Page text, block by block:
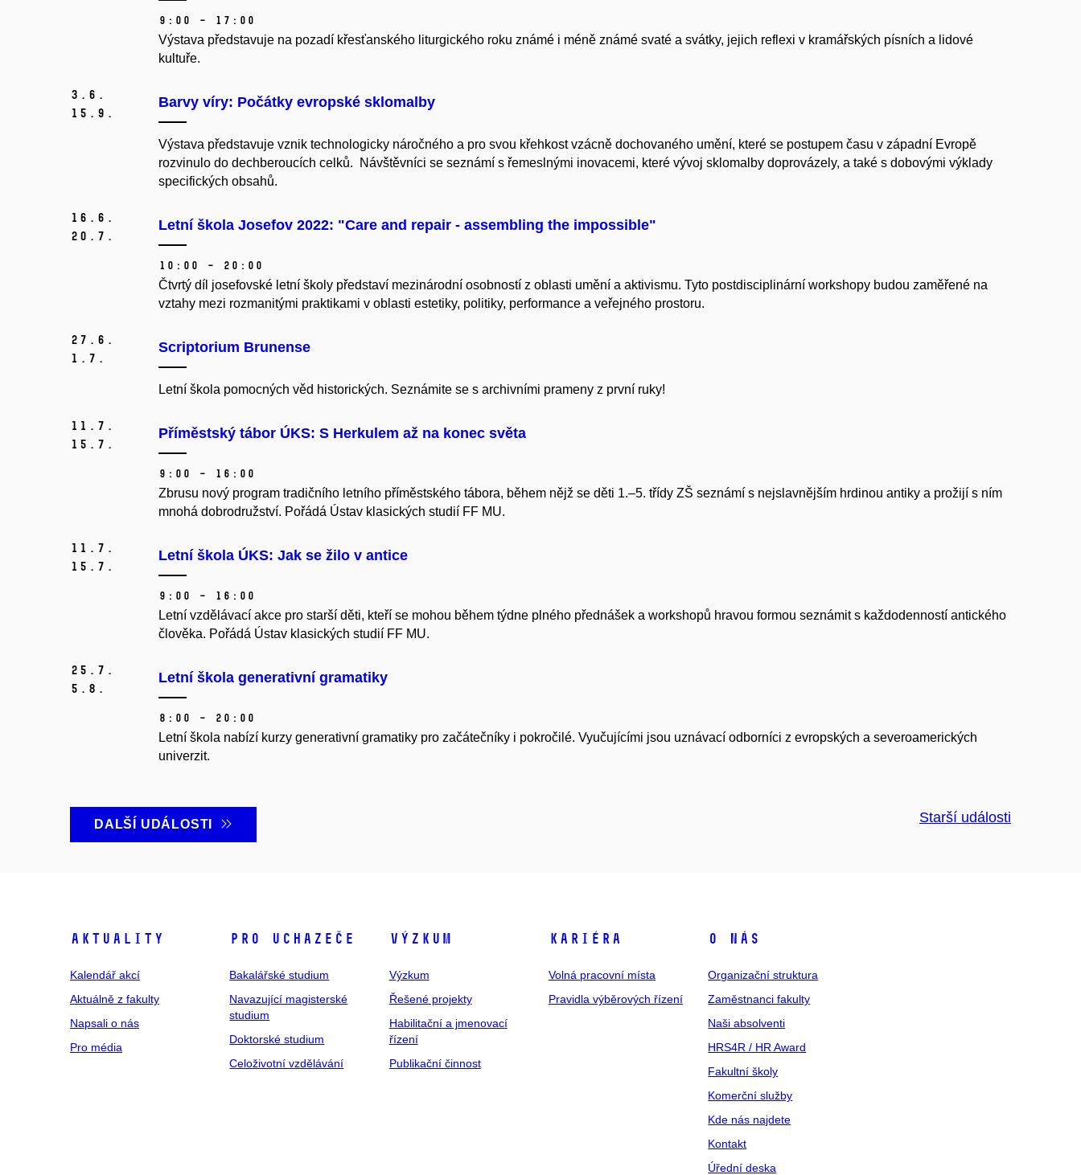
9:00 – 17:00
Výstava představuje na pozadí křesťanského liturgického roku známé i méně známé svaté a svátky, jejich reflexi v kramářských písních a lidové
kultuře.
3. 6.
15. 9.
Barvy víry: Počátky evropské sklomalby
Výstava představuje vznik technologicky náročného a pro svou křehkost vzácně dochovaného umění, které se postupem času v západní Evropě
rozvinulo do dechberoucích celků. Návštěvníci se seznámí s řemeslnými inovacemi, které vývoj sklomalby doprovázely, a také s dobovými výklady
specifických obsahů.
16. 6.
20. 7.
Letní škola Josefov 2022: "Care and repair - assembling the impossible"
10:00 – 20:00
Čtvrtý díl josefovské letní školy představí mezinárodní osobností z oblasti umění a aktivismu. Tyto postdisciplinární workshopy budou zaměřené na
vztahy mezi rozmanitými praktikami v oblasti estetiky, politiky, performance a veřejného prostoru.
27. 6.
1. 7.
Scriptorium Brunense
Letní škola pomocných věd historických. Seznámite se s archivními prameny z první ruky!
11. 7.
15. 7.
Příměstský tábor ÚKS: S Herkulem až na konec světa
9:00 – 16:00
Zbrusu nový program tradičního letního příměstského tábora, během nějž se děti 1.–5. třídy ZŠ seznámí s nejslavnějším hrdinou antiky a prožijí s ním
mnohá dobrodružství. Pořádá Ústav klasických studií FF MU.
11. 7.
15. 7.
Letní škola ÚKS: Jak se žilo v antice
9:00 – 16:00
Letní vzdělávací akce pro starší děti, kteří se mohou během týdne plného přednášek a workshopů hravou formou seznámit s každodenností antického
člověka. Pořádá Ústav klasických studií FF MU.
25. 7.
5. 8.
Letní škola generativní gramatiky
8:00 – 20:00
Letní škola nabízí kurzy generativní gramatiky pro začátečníky i pokročilé. Vyučujícími jsou uznávací odborníci z evropských a severoamerických
univerzit.
DALŠÍ UDÁLOSTI Starší události
Aktuality
Kalendář akcí
Aktuálně z fakulty
Napsali o nás
Pro média
Pro uchazeče
Bakalářské studium
Navazující magisterské
studium
Doktorské studium
Celoživotní vzdělávání
Výzkum
Výzkum
Řešené projekty
Habilitační a jmenovací
řízení
Publikační činnost
Kariéra
Volná pracovní místa
Pravidla výběrových řízení
O nás
Organizační struktura
Zaměstnanci fakulty
Naši absolventi
HRS4R / HR Award
Fakultní školy
Komerční služby
Kde nás najdete
Kontakt
Úřední deska